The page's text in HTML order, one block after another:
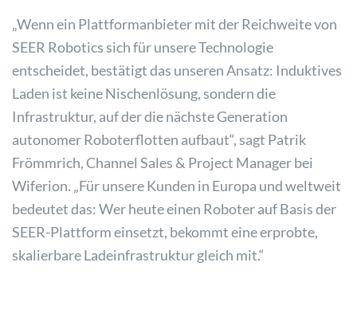
„Wenn ein Plattformanbieter mit der Reichweite von
SEER Robotics sich für unsere Technologie
entscheidet, bestätigt das unseren Ansatz: Induktives
Laden ist keine Nischenlösung, sondern die
Infrastruktur, auf der die nächste Generation
autonomer Roboterflotten aufbaut“, sagt Patrik
Frömmrich, Channel Sales & Project Manager bei
Wiferion. „Für unsere Kunden in Europa und weltweit
bedeutet das: Wer heute einen Roboter auf Basis der
SEER-Plattform einsetzt, bekommt eine erprobte,
skalierbare Ladeinfrastruktur gleich mit.“